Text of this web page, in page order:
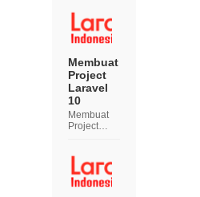
dengan
bangga
memperken
2.0,
menandain
ya sebagai
rilis kami
yang paling
signifikan
hingga saat
Membuat
Project
Laravel
10
Membuat
Project
teman-
teman.
Selamat